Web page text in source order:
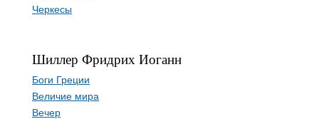
Черкесы
Шиллер Фридрих Иоганн
Боги Греции
Величие мира
Вечер